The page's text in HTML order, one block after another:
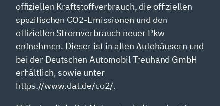
offiziellen Kraftstoffverbrauch, die offiziellen
spezifischen CO2-Emissionen und den
offiziellen Stromverbrauch neuer Pkw
entnehmen. Dieser ist in allen Autohäusern und
bei der Deutschen Automobil Treuhand GmbH
erhältlich, sowie unter
https://www.dat.de/co2/.